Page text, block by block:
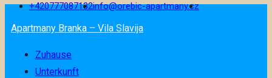
+420777087132info@orebic-apartmany.cz
Apartmany Branka – Vila Slavija
Zuhause
Unterkunft